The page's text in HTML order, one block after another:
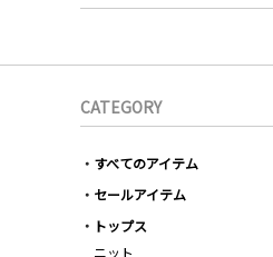
CATEGORY
すべてのアイテム
セールアイテム
トップス
ニット